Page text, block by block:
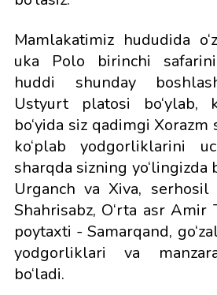
Mamlakatimiz hududida
uka Polo birinchi safarini
huddi shunday
Ustyurt platosi bo‘ylab,
bo‘yida siz qadimgi
ko‘plab yodgorliklarini
sharqda sizning yo‘lingizda
Urganch va Xiva, serhosil
Shahrisabz, O‘rta asr Amir
poytaxti - Samarqand,
yodgorliklari va
bo‘ladi.